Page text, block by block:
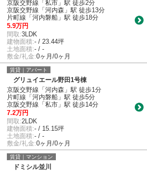
京阪交野線「私市」駅 徒歩2分
京阪交野線「河内森」駅 徒歩13分
片町線「河内磐船」駅 徒歩18分
5.9万円
間取:3LDK
建物面積:- / 23.44坪
土地面積:- / -
敷金/礼金:0ヶ月/0ヶ月
賃貸｜アパート
グリュイエール野田1号棟
京阪交野線「河内森」駅 徒歩1分
片町線「河内磐船」駅 徒歩5分
京阪交野線「私市」駅 徒歩14分
7.2万円
間取:2LDK
建物面積:- / 15.15坪
土地面積:- / -
敷金/礼金:0ヶ月/0ヶ月
賃貸｜マンション
ドミシル並川